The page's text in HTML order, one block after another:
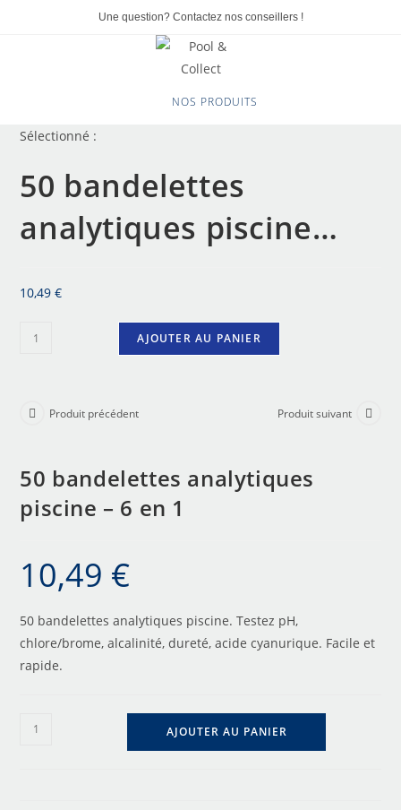
Une question? Contactez nos conseillers !
NOS PRODUITS
Sélectionné :
50 bandelettes
analytiques piscine…
10,49€
AJOUTER AU PANIER
Produit précédent Produit suivant
50 bandelettes analytiques
piscine – 6 en 1
10,49 €
50 bandelettes analytiques piscine. Testez pH,
chlore/brome, alcalinité, dureté, acide cyanurique. Facile et
rapide.
AJOUTER AU PANIER